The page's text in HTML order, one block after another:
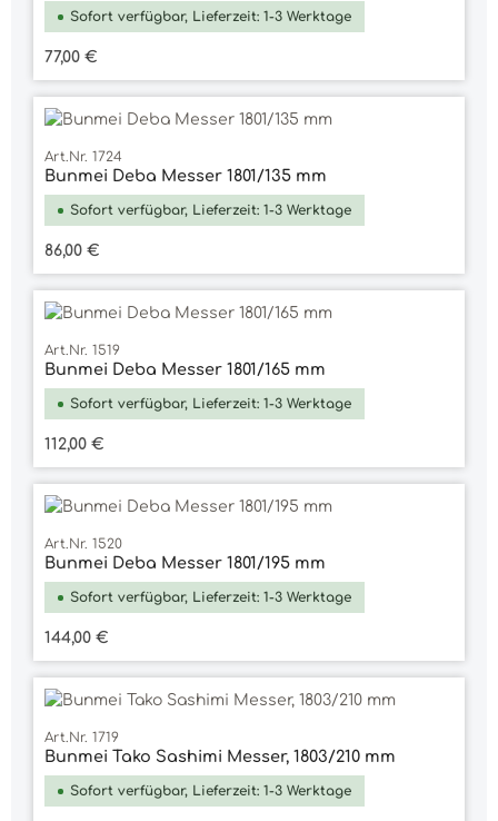
Sofort verfügbar, Lieferzeit: 1-3 Werktage
Regulärer Preis:
77,00 €
Art.Nr. 1724
Bunmei Deba Messer 1801/135 mm
Sofort verfügbar, Lieferzeit: 1-3 Werktage
Regulärer Preis:
86,00 €
Art.Nr. 1519
Bunmei Deba Messer 1801/165 mm
Sofort verfügbar, Lieferzeit: 1-3 Werktage
Regulärer Preis:
112,00 €
Art.Nr. 1520
Bunmei Deba Messer 1801/195 mm
Sofort verfügbar, Lieferzeit: 1-3 Werktage
Regulärer Preis:
144,00 €
Art.Nr. 1719
Bunmei Tako Sashimi Messer, 1803/210 mm
Sofort verfügbar, Lieferzeit: 1-3 Werktage